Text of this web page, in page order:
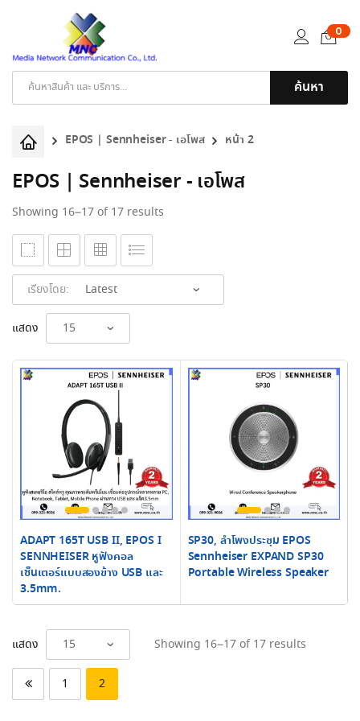
ค้นหา
0
EPOS | Sennheiser - เอโพส หน้า 2
EPOS | Sennheiser - เอโพส
Showing 16–17 of 17 results
เรียงโดย:
แสดง
ADAPT 165T USB II, EPOS I
SENNHEISER หูฟังคอล
เซ็นเตอร์แบบสองข้าง USB และ
3.5mm.
SP30, ลำโพงประชุม EPOS
Sennheiser EXPAND SP30
Portable Wireless Speaker
แสดง Showing 16–17 of 17 results
1 2